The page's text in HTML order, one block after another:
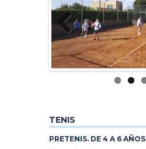
Previo
us
TENIS
PRETENIS. DE 4 A 6 AÑOS